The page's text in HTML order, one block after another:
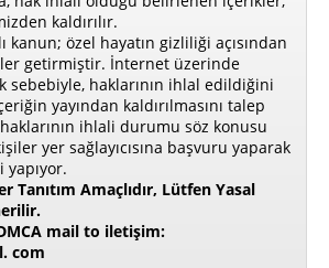
kaldırılır.
kanun; özel hayatın gizliliği açısından
getirmiştir. İnternet üzerinde
sebebiyle, haklarının ihlal edildiğini
yayından kaldırılmasını talep
ihlali durumu söz konusu
yer sağlayıcısına başvuru yaparak
Tanıtım Amaçlıdır, Lütfen Yasal
mail to iletişim:
com